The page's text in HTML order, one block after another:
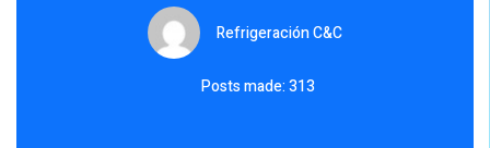
Refrigeración C&C
Posts made: 313